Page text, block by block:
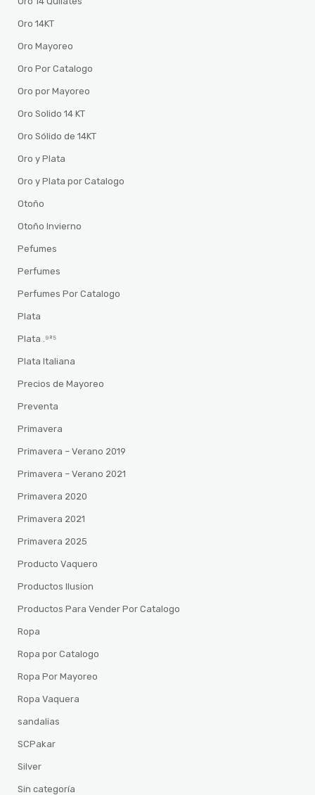
Oro 14KT
Oro Mayoreo
Oro Por Catalogo
Oro por Mayoreo
Oro Solido 14 KT
Oro Sólido de 14KT
Oro y Plata
Oro y Plata por Catalogo
Otoño
Otoño Invierno
Pefumes
Perfumes
Perfumes Por Catalogo
Plata
Plata .⁹²⁵
Plata Italiana
Precios de Mayoreo
Preventa
Primavera
Primavera – Verano 2019
Primavera – Verano 2021
Primavera 2020
Primavera 2021
Primavera 2025
Producto Vaquero
Productos Ilusion
Productos Para Vender Por Catalogo
Ropa
Ropa por Catalogo
Ropa Por Mayoreo
Ropa Vaquera
sandalias
SCPakar
Silver
Sin categoría